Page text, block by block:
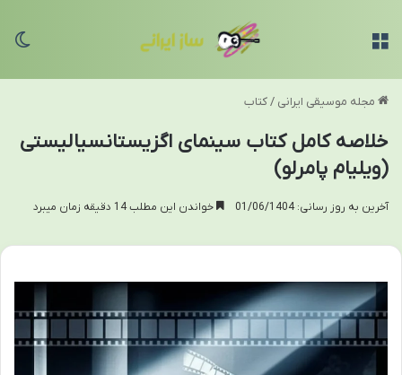
مجله موسیقی ایرانی /کتاب
خلاصه کامل کتاب سینمای اگزیستانسیالیستی
(ویلیام پامرلو)
آخرین به روز رسانی: 01/06/1404 خواندن این مطلب 14 دقیقه زمان میبرد